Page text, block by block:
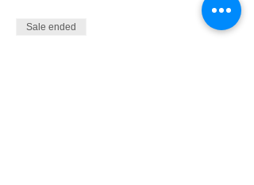
organización, la cual, es un requisito
Sale ended